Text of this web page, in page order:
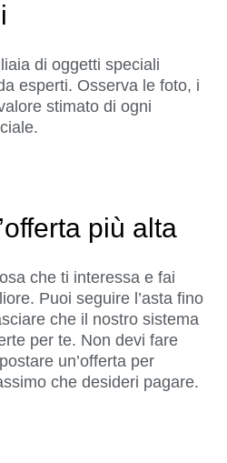
di oggetti speciali
esperti. Osserva le foto, i
stimato di ogni
più alta
che ti interessa e fai
Puoi seguire l’asta fino
che il nostro sistema
per te. Non devi fare
un’offerta per
che desideri pagare.